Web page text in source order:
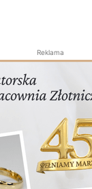
Reklama